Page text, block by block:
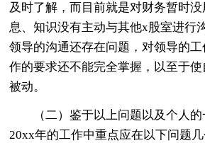
及时了解，而目前就是对财务暂时
息、知识没有主动与其他x股室进行
领导的沟通还存在问题，对领导的
作的要求还不能完全掌握，以至于
被动。
（二）鉴于以上问题以及个人
20xx年的工作中重点应在以下问题几